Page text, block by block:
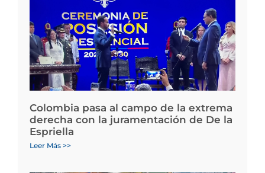
Colombia pasa al campo de la extrema
derecha con la juramentación de De la
Espriella
Leer Más >>